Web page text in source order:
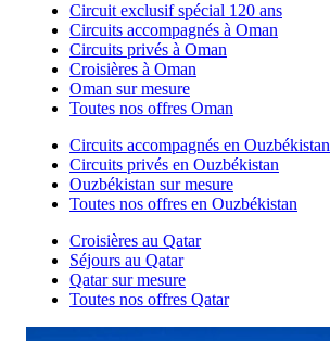
Circuit exclusif spécial 120 ans
Circuits accompagnés à Oman
Circuits privés à Oman
Croisières à Oman
Oman sur mesure
Toutes nos offres Oman
Circuits accompagnés en Ouzbékistan
Circuits privés en Ouzbékistan
Ouzbékistan sur mesure
Toutes nos offres en Ouzbékistan
Croisières au Qatar
Séjours au Qatar
Qatar sur mesure
Toutes nos offres Qatar